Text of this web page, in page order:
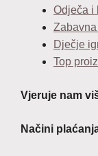
Odječa i
Dječje
Top
Vjeruje nam
Načini